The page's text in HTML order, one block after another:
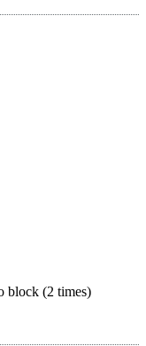
block (2 times)